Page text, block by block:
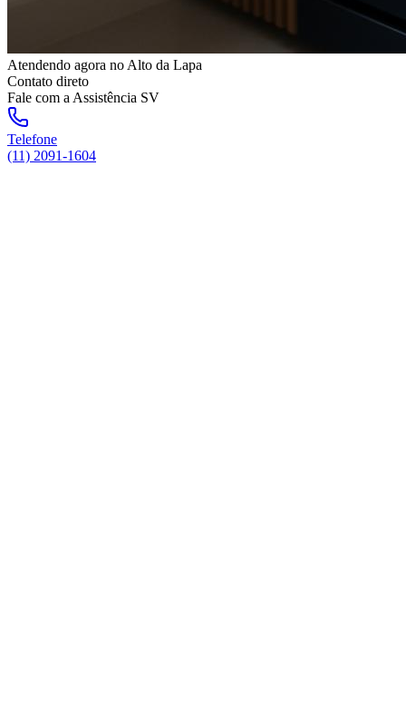
Atendendo agora no Alto da Lapa
Contato direto
Fale com a Assistência SV
Telefone
(11) 2091-1604